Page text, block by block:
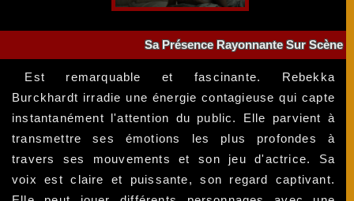
Sa Présence Rayonnante Sur Scène
Est remarquable et fascinante. Rebekka
Burckhardt irradie une énergie contagieuse qui capte
instantanément l'attention du public. Elle parvient à
transmettre ses émotions les plus profondes à
travers ses mouvements et son jeu d'actrice. Sa
voix est claire et puissante, son regard captivant.